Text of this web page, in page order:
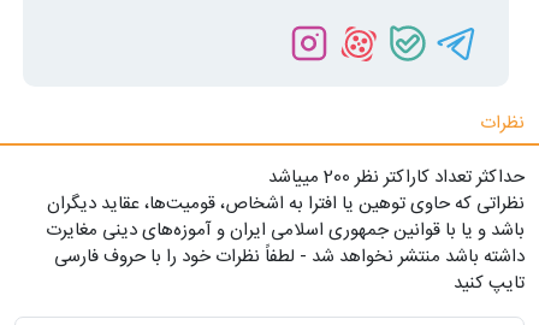
نظرات
حداکثر تعداد کاراکتر نظر 200 ميياشد
نظراتی که حاوی توهین یا افترا به اشخاص، قومیت‌ها، عقاید دیگران
باشد و یا با قوانین جمهوری اسلامی ایران و آموزه‌های دینی مغایرت
داشته باشد منتشر نخواهد شد - لطفاً نظرات خود را با حروف فارسی
تایپ کنید